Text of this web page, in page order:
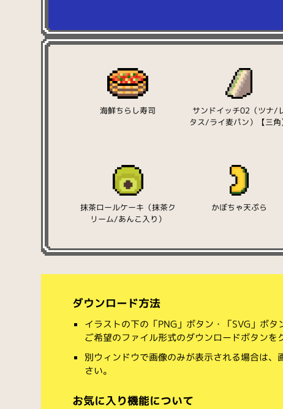
海鮮ちらし寿司
サンドイッチ02（ツナ/
タス/ライ麦パン）【三角
抹茶ロールケーキ（抹茶ク
リーム/あんこ入り）
かぼちゃ天ぷら
ダウンロード方法
イラストの下の「PNG」ボタン・「SVG」ボ
ご希望のファイル形式のダウンロードボタンを
別ウィンドウで画像のみが表示される場合は
さい。
お気に入り機能について